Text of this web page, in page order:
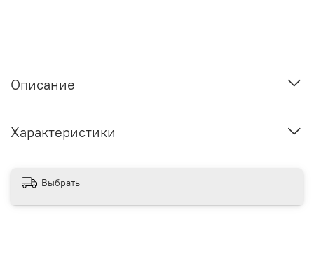
Описание
Характеристики
Выбрать